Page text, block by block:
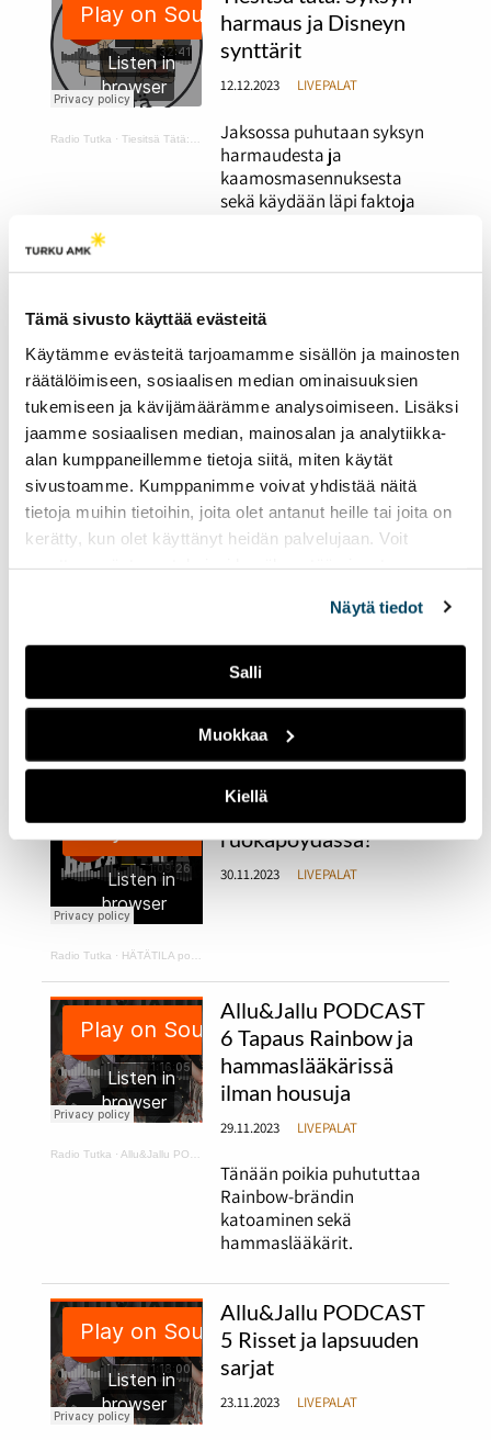
Tämä sivusto käyttää evästeitä
Käytämme evästeitä tarjoamamme sisällön ja mainosten
räätälöimiseen, sosiaalisen median ominaisuuksien
tukemiseen ja kävijämäärämme analysoimiseen. Lisäksi
jaamme sosiaalisen median, mainosalan ja analytiikka-
alan kumppaneillemme tietoja siitä, miten käytät
sivustoamme. Kumppanimme voivat yhdistää näitä
tietoja muihin tietoihin, joita olet antanut heille tai joita on
kerätty, kun olet käyttänyt heidän palvelujaan. Voit
Näytä tiedot
Salli
Muokkaa
Kiellä
Radio Tutka ·Tiesitsä Tätä: harmaus ja Disneyn synttärit
harmaus ja Disneyn
synttärit
12.12.2023 LIVEPALAT
Jaksossa puhutaan syksyn
harmaudesta ja
kaamosmasennuksesta
sekä käydään läpi faktoja
Radio Tutka·Tiesitsä Tätä: Halloween
Halloween ja muut
syksyiset juhlat
12.12.2023 LIVEPALAT
Jaksossa puhutaan
halloweenista ja erilaisista
halloweenin viettotavoista.
Lisäksi ohjelmassa käydään
läpi suomalaisia syksyisiä
juhlia.
kurpitsakeittoa ja
makaroonimössöä
11.12.2023 LIVEPALAT
Radio Tutka · HÄTÄTILA podcast 1
Hätätila 1: kuka huutaa
ruokapöydässä?
30.11.2023 LIVEPALAT
Radio Tutka · Allu&Jallu PODCAST 6 Tapaus Rainbow ja hammaslääkärissä ilman housuja
Allu&Jallu PODCAST
6 Tapaus Rainbow ja
hammaslääkärissä
ilman housuja
29.11.2023 LIVEPALAT
Tänään poikia puhututtaa
Rainbow-brändin
katoaminen sekä
hammaslääkärit.
Allu&Jallu PODCAST
5 Risset ja lapsuuden
sarjat
23.11.2023 LIVEPALAT